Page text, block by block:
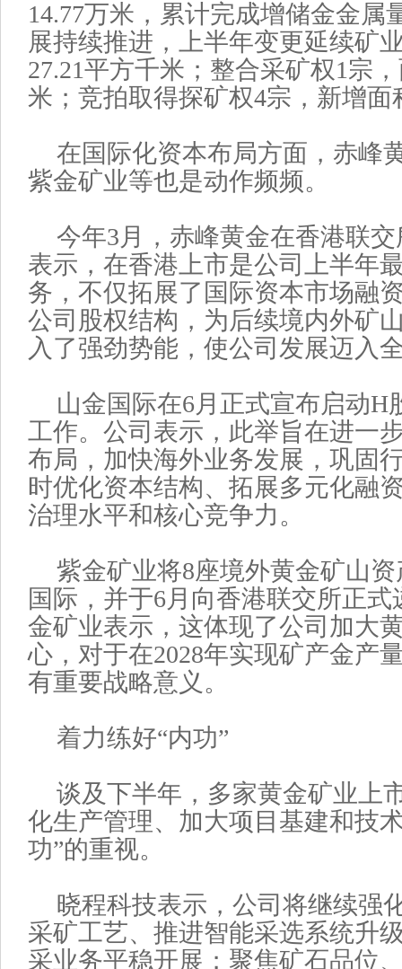
14.77万米，累计完成增储金金属
展持续推进，上半年变更延续矿
27.21平方千米；整合采矿权1宗
米；竞拍取得探矿权4宗，新增面
在国际化资本布局方面，赤峰
紫金矿业等也是动作频频。
今年3月，赤峰黄金在香港联
表示，在香港上市是公司上半年
务，不仅拓展了国际资本市场融
公司股权结构，为后续境内外矿
入了强劲势能，使公司发展迈入
山金国际在6月正式宣布启动H
工作。公司表示，此举旨在进一
布局，加快海外业务发展，巩固
时优化资本结构、拓展多元化融
治理水平和核心竞争力。
紫金矿业将8座境外黄金矿山
国际，并于6月向香港联交所正
金矿业表示，这体现了公司加大
心，对于在2028年实现矿产金产
有重要战略意义。
着力练好“内功”
谈及下半年，多家黄金矿业上
化生产管理、加大项目基建和技
功”的重视。
晓程科技表示，公司将继续强
采矿工艺、推进智能采选系统升
采业务平稳开展；聚焦矿石品位